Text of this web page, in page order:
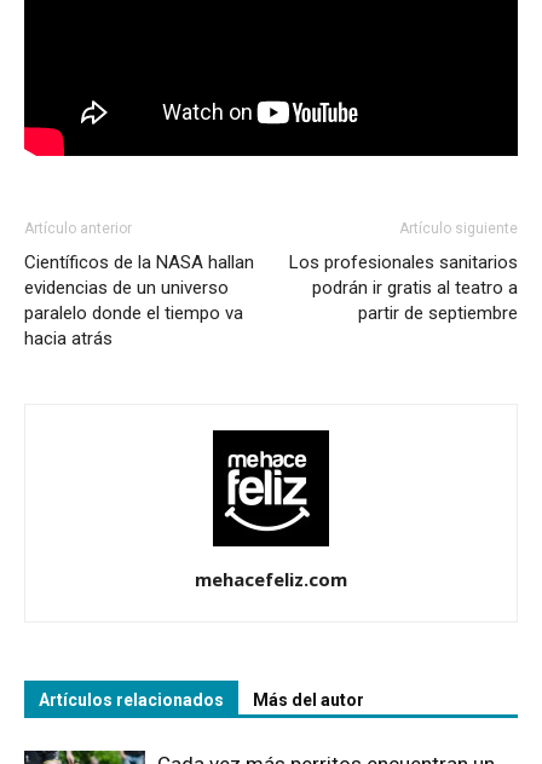
Artículo anterior
Científicos de la NASA hallan
evidencias de un universo
paralelo donde el tiempo va
hacia atrás
Artículo siguiente
Los profesionales sanitarios
podrán ir gratis al teatro a
partir de septiembre
mehacefeliz.com
Artículos relacionados Más del autor